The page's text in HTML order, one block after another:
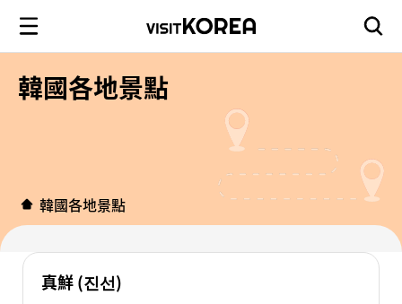
韓國各地景點
韓國各地景點
真鮮 (진선)